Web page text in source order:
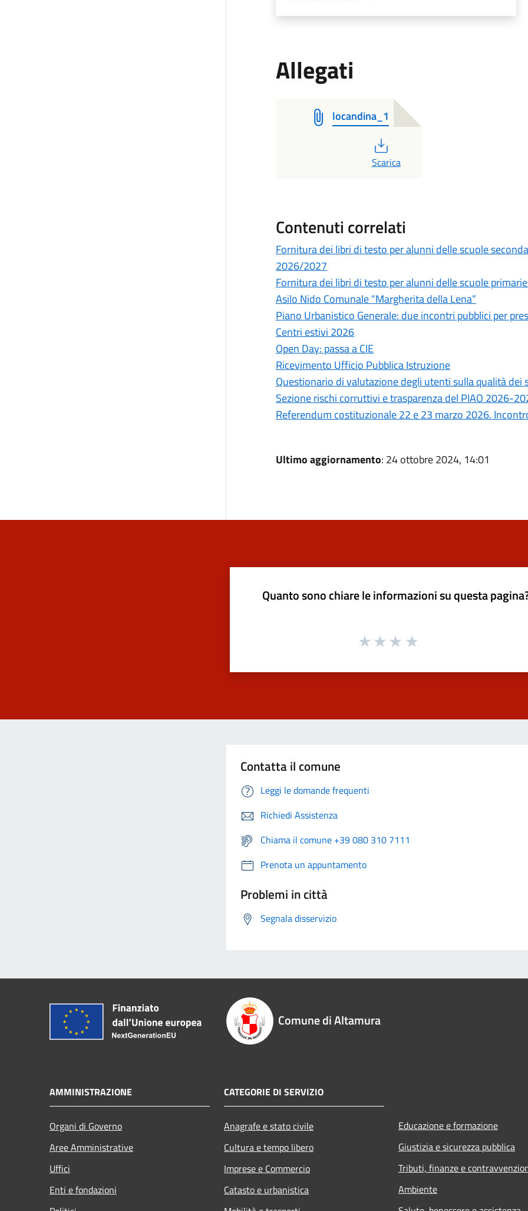
Allegati
locandina_1
PDF
Scarica
Contenuti correlati
Fornitura dei libri di testo per alunni delle scuole
2026/2027
Fornitura dei libri di testo per alunni delle scuole
Asilo Nido Comunale “Margherita della Lena”
Piano Urbanistico Generale: due incontri pubblici per
Centri estivi 2026
Open Day: passa a CIE
Ricevimento Ufficio Pubblica Istruzione
Questionario di valutazione degli utenti sulla qualità dei
Sezione rischi corruttivi e trasparenza del PIAO 2026-
Referendum costituzionale 22 e 23 marzo 2026.
Ultimo aggiornamento: 24 ottobre 2024, 14:01
Quanto sono chiare le informazioni su questa
Contatta il comune
Leggi le domande frequenti
Richiedi Assistenza
Chiama il comune +39 080 310 7111
Prenota un appuntamento
Problemi in città
Segnala disservizio
Comune di Altamura
AMMINISTRAZIONE
Organi di Governo
Aree Amministrative
Uffici
Enti e fondazioni
CATEGORIE DI SERVIZIO
Anagrafe e stato civile
Cultura e tempo libero
Imprese e Commercio
Catasto e urbanistica
Educazione e formazione
Giustizia e sicurezza pubblica
Tributi, finanze e
Ambiente